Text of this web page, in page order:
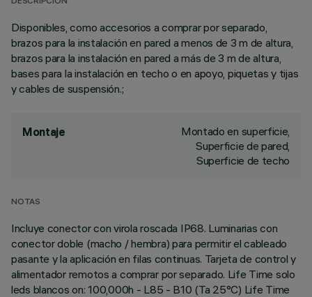
Disponibles, como accesorios a comprar por separado,
brazos para la instalación en pared a menos de 3 m de altura,
brazos para la instalación en pared a más de 3 m de altura,
bases para la instalación en techo o en apoyo, piquetas y tijas
y cables de suspensión.;
Montaje
Montado en superficie,
Superficie de pared,
Superficie de techo
NOTAS
Incluye conector con virola roscada IP68. Luminarias con
conector doble (macho / hembra) para permitir el cableado
pasante y la aplicación en filas continuas. Tarjeta de control y
alimentador remotos a comprar por separado. Life Time solo
leds blancos on: 100,000h - L85 - B10 (Ta 25°C) Life Time